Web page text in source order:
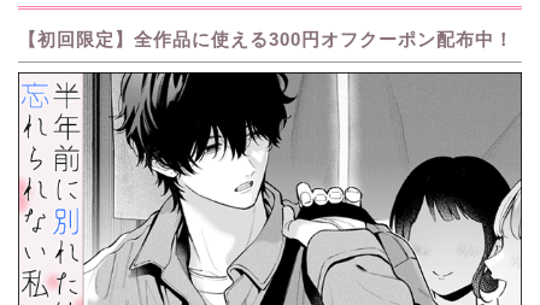
【初回限定】全作品に使える300円オフクーポン配布中！